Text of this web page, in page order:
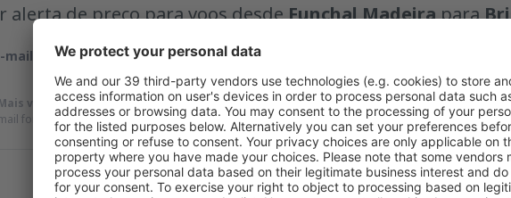
alerta de preço para voos desdeFunchal Madeirapara
mail
viagens com ótimos preços na nossa newsletter.Aceito receber informações de
fornecido por mim.